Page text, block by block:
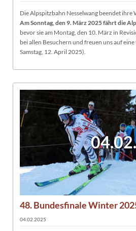
Die Alpspitzbahn Nesselwang beendet ihre
Am Sonntag, den 9. März 2025 fährt die
bevor sie am Montag, den 10. März in
bei allen Besuchern und freuen uns auf
Samstag, 12. April 2025).
04.02.
48. Bundesfinale Winter
04.02.2025